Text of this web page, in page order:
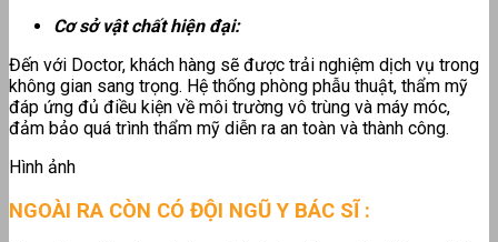
Cơ sở vật chất hiện đại:
Đến với Doctor, khách hàng sẽ được trải nghiệm dịch vụ trong
không gian sang trọng. Hệ thống phòng phẫu thuật, thẩm mỹ
đáp ứng đủ điều kiện về môi trường vô trùng và máy móc,
đảm bảo quá trình thẩm mỹ diễn ra an toàn và thành công.
Hình ảnh
NGOÀI RA CÒN CÓ ĐỘI NGŨ Y BÁC SĨ :